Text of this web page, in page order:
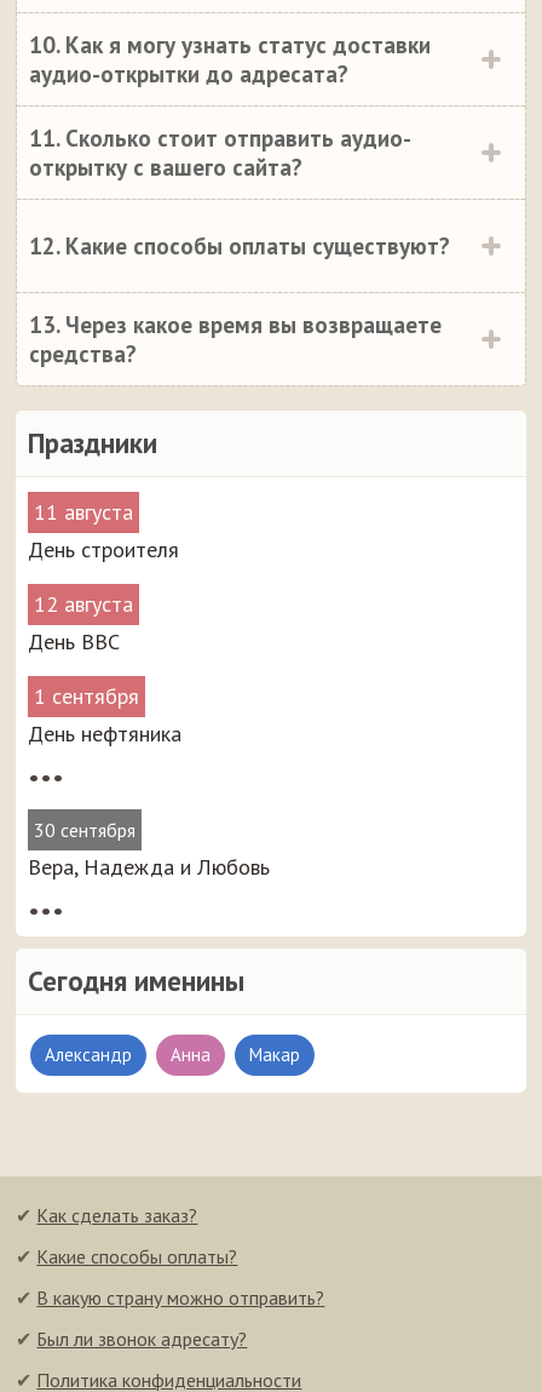
Праздники
11 августа
День строителя
12 августа
День ВВС
1 сентября
День нефтяника
•••
30 сентября
Вера, Надежда и Любовь
•••
Сегодня именины
Александр Анна Макар
10. Как я могу узнать статус доставки
аудио-открытки до адресата?
11. Сколько стоит отправить аудио-
открытку с вашего сайта?
12. Какие способы оплаты существуют?
13. Через какое время вы возвращаете
средства?
✔ Как сделать заказ?
✔ Какие способы оплаты?
✔ В какую страну можно отправить?
✔ Был ли звонок адресату?
✔ Политика конфиденциальности